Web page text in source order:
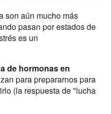
son aún mucho más
pasan por estados de
es un
de hormonas en
para prepararnos para
(la respuesta de "lucha